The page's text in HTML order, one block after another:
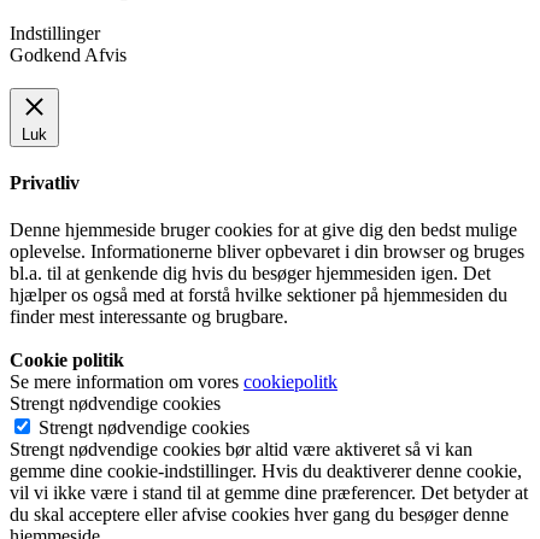
Indstillinger
Godkend Afvis
Luk
Privatliv
Denne hjemmeside bruger cookies for at give dig den bedst mulige
oplevelse. Informationerne bliver opbevaret i din browser og bruges
bl.a. til at genkende dig hvis du besøger hjemmesiden igen. Det
hjælper os også med at forstå hvilke sektioner på hjemmesiden du
finder mest interessante og brugbare.
Cookie politik
Se mere information om vores cookiepolitk
Strengt nødvendige cookies
Strengt nødvendige cookies
Strengt nødvendige cookies bør altid være aktiveret så vi kan
gemme dine cookie-indstillinger. Hvis du deaktiverer denne cookie,
vil vi ikke være i stand til at gemme dine præferencer. Det betyder at
du skal acceptere eller afvise cookies hver gang du besøger denne